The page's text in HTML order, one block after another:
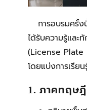
การอบรมครั้
ได้รับความรู้และ
(License Plate
โดยแบ่งการเรีย
1. ภาคทฤษฎี